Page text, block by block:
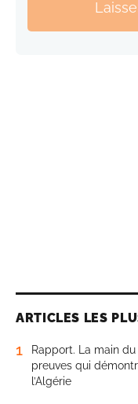
ARTICLES LES
1
Rapport. La main
preuves qui
l’Algérie